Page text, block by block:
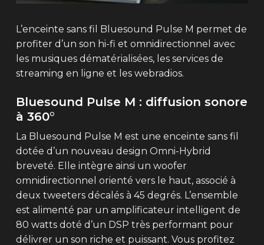
L’enceinte sans fil Bluesound Pulse M permet de
profiter d’un son hi-fi et omnidirectionnel avec
les musiques dématérialisées, les services de
streaming en ligne et les webradios.
Bluesound Pulse M : diffusion sonore
à 360°
La Bluesound Pulse M est une enceinte sans fil
dotée d’un nouveau design Omni-Hybrid
breveté. Elle intègre ainsi un woofer
omnidirectionnel orienté vers le haut, associé à
deux tweeters décalés à 45 degrés. L’ensemble
est alimenté par un amplificateur intelligent de
80 watts doté d’un DSP très performant pour
délivrer un son riche et puissant. Vous profitez